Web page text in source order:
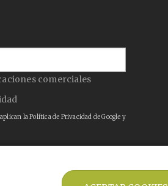
comerciales
aplican laPolítica de Privacidad de Google y